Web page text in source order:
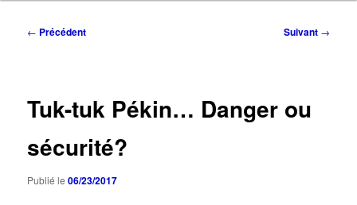
Navigation
← Précédent Suivant →
Tuk-tuk Pékin… Danger ou
sécurité?
Publié le06/23/2017